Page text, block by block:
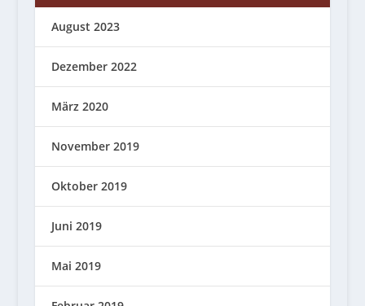
August 2023
Dezember 2022
März 2020
November 2019
Oktober 2019
Juni 2019
Mai 2019